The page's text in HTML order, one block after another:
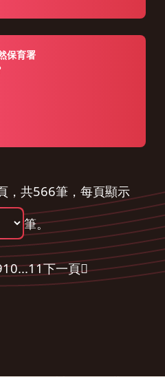
保育署
，共566筆， 每頁顯示
筆。
10...11下一頁